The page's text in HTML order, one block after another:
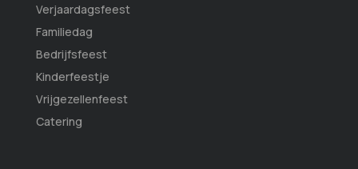
Verjaardagsfeest
Familiedag
Bedrijfsfeest
Kinderfeestje
Vrijgezellenfeest
Catering